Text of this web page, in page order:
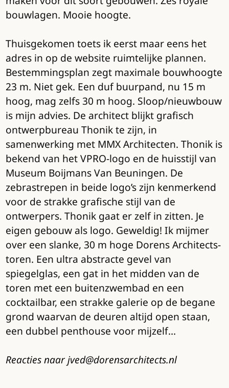
bouwlagen. Mooie hoogte.
Thuisgekomen toets ik eerst maar eens het
adres in op de website ruimtelijke plannen.
Bestemmingsplan zegt maximale bouwhoogte
23 m. Niet gek. Een duf buurpand, nu 15 m
hoog, mag zelfs 30 m hoog. Sloop/nieuwbouw
is mijn advies. De architect blijkt grafisch
ontwerpbureau Thonik te zijn, in
samenwerking met MMX Architecten. Thonik is
bekend van het VPRO-logo en de huisstijl van
Museum Boijmans Van Beuningen. De
zebrastrepen in beide logo’s zijn kenmerkend
voor de strakke grafische stijl van de
ontwerpers. Thonik gaat er zelf in zitten. Je
eigen gebouw als logo. Geweldig! Ik mijmer
over een slanke, 30 m hoge Dorens Architects-
toren. Een ultra abstracte gevel van
spiegelglas, een gat in het midden van de
toren met een buitenzwembad en een
cocktailbar, een strakke galerie op de begane
grond waarvan de deuren altijd open staan,
een dubbel penthouse voor mijzelf…
Reacties naar jved@dorensarchitects.nl